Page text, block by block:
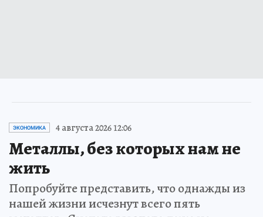
ЭКОНОМИКА 4 августа 2026 12:06
Металлы, без которых нам не
жить
Попробуйте представить, что однажды из
нашей жизни исчезнут всего пять